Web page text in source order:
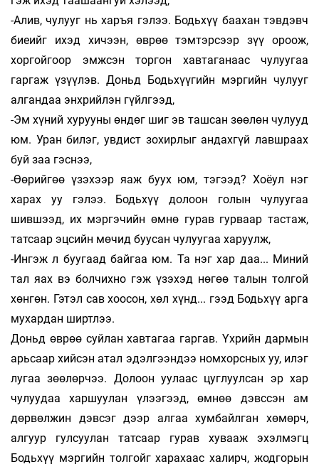
-Алив, чулууг нь харъя гэлээ. Бодьхүү баахан тэвдэвч
биеийг ихэд хичээн, өврөө тэмтэрсээр зүү ороож,
хоргойгоор эмжсэн торгон хавтаганаас чулуугаа
гаргаж үзүүлэв. Доньд Бодьхүүгийн мэргийн чулууг
алгандаа энхрийлэн гүйлгээд,
-Эм хүний хурууны өндөг шиг эв ташсан зөөлөн чулууд
юм. Уран билэг, увдист зохирлыг андахгүй лавшраах
буй заа гэснээ,
-Өөрийгөө үзэхээр яаж буух юм, тэгээд? Хоёул нэг
харах уу гэлээ. Бодьхүү долоон голын чулуугаа
шившээд, их мэргэчийн өмнө гурав гурваар тастаж,
татсаар эцсийн мөчид буусан чулуугаа харуулж,
-Ингэж л буугаад байгаа юм. Та нэг хар даа... Миний
тал яах вэ болчихно гэж үзэхэд нөгөө талын толгой
хөнгөн. Гэтэл сав хоосон, хөл хүнд... гээд Бодьхүү арга
мухардан ширтлээ.
Доньд өврөө суйлан хавтагаа гаргав. Үхрийн дармын
арьсаар хийсэн атал эдэлгээндээ ном­хорсных уу, илэг
лугаа зөөлөрчээ. Долоон уулаас цуглуулсан эр хар
чулуудаа харшуулан үлээ­гээд, өмнөө дэвссэн ам
дөрвөлжин дэв­сэг дээр алгаа хумбайлган хөмөрч,
алгуур гул­суулан татсаар гурав хувааж эхэлмэгц
Бодьхүү мэргийн толгойг харахаас халирч, жодгорын